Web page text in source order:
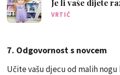
Je li vaše dijete
VRTIĆ
7. Odgovornost s novcem
Učite vašu djecu od malih